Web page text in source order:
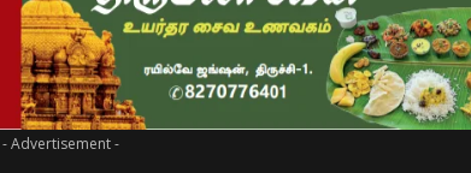
- Advertisement -